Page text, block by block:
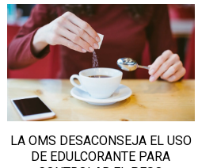
LA OMS DESACONSEJA EL USO
DE EDULCORANTE PARA